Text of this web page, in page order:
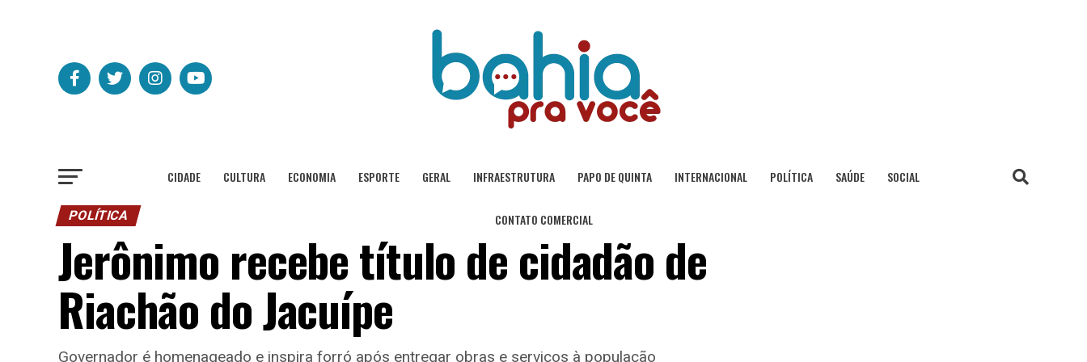
CIDADE CULTURA ECONOMIA ESPORTE GERAL INFRAESTRUTURA PAPO DE QUINTA INTERNACIONAL POLÍTICA SAÚDE SOCIAL
CONTATO COMERCIAL
POLÍTICA
Jerônimo recebe título de cidadão de
Riachão do Jacuípe
Governador é homenageado e inspira forró após entregar obras e serviços à população